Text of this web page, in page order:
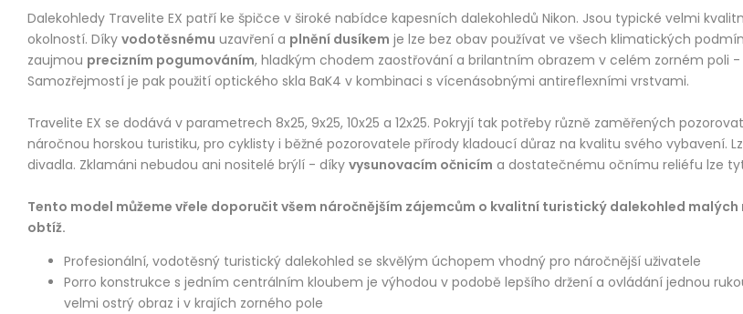
Dalekohledy Travelite EX patří ke špičce v široké nabídce kapesních dalekohledů Nikon. Jsou typické velmi
okolností. Díky vodotěsnému uzavření a plnění dusíkem je lze bez obav používat ve všech klimatických
zaujmou precizním pogumováním, hladkým chodem zaostřování a brilantním obrazem v celém zorném poli
Samozřejmostí je pak použití optického skla BaK4 v kombinaci s vícenásobnými antireflexními vrstvami.
Travelite EX se dodává v parametrech 8x25, 9x25, 10x25 a 12x25. Pokryjí tak potřeby různě zaměřených
náročnou horskou turistiku, pro cyklisty i běžné pozorovatele přírody kladoucí důraz na kvalitu svého vybavení.
divadla. Zklamáni nebudou ani nositelé brýlí - díky vysunovacím očnicím a dostatečnému očnímu reliéfu lze
Tento model můžeme vřele doporučit všem náročnějším zájemcům o kvalitní turistický dalekohled
obtíž.
Profesionální, vodotěsný turistický dalekohled se skvělým úchopem vhodný pro náročnější uživatele
Porro konstrukce s jedním centrálním kloubem je výhodou v podobě lepšího držení a ovládání jednou
velmi ostrý obraz i v krajích zorného pole